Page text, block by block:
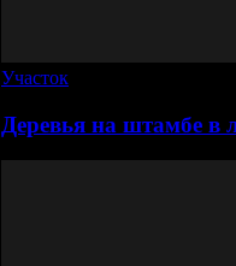
Участок
Деревья на штамбе